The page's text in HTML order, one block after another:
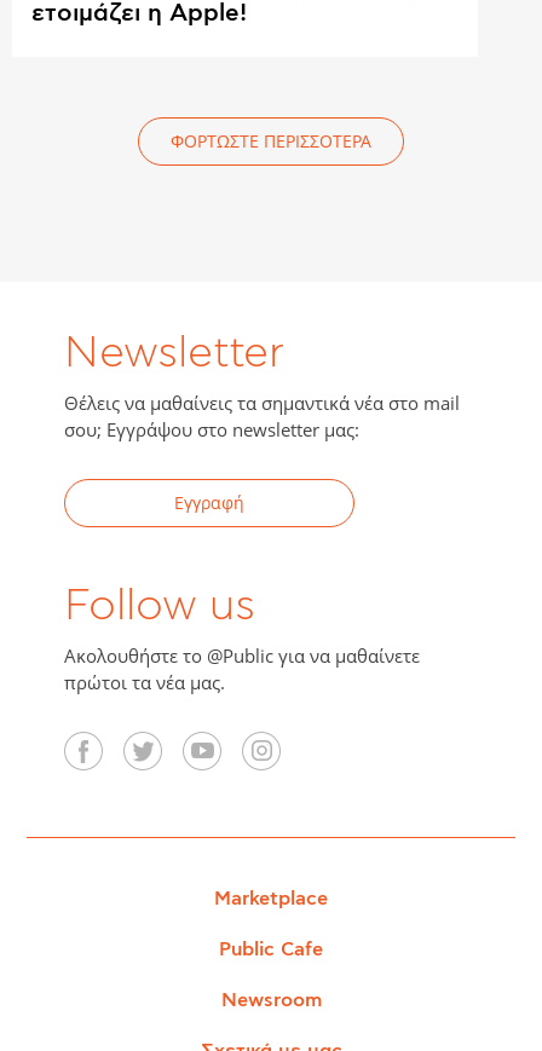
ετοιμάζει η Apple!
ΦΟΡΤΩΣΤΕ ΠΕΡΙΣΣΟΤΕΡΑ
Marketplace
Public Cafe
Newsroom
Newsletter
Θέλεις να μαθαίνεις τα σημαντικά νέα στο mail
σου; Εγγράψου στο newsletter μας:
Εγγραφή
Follow us
Ακολουθήστε το @Public για να μαθαίνετε
πρώτοι τα νέα μας.